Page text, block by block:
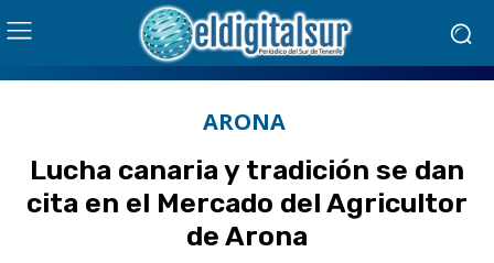
ARONA
Lucha canaria y tradición se dan
cita en el Mercado del Agricultor
de Arona